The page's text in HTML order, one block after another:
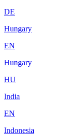
DE
Hungary
EN
Hungary
HU
India
EN
Indonesia